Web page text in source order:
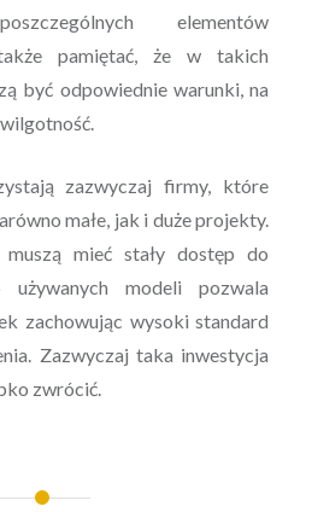
elementów
pamiętać, że w takich
być odpowiednie warunki, na
zazwyczaj firmy, które
małe, jak i duże projekty.
mieć stały dostęp do
modeli pozwala
zachowując wysoki standard
Zazwyczaj taka inwestycja
zwrócić.